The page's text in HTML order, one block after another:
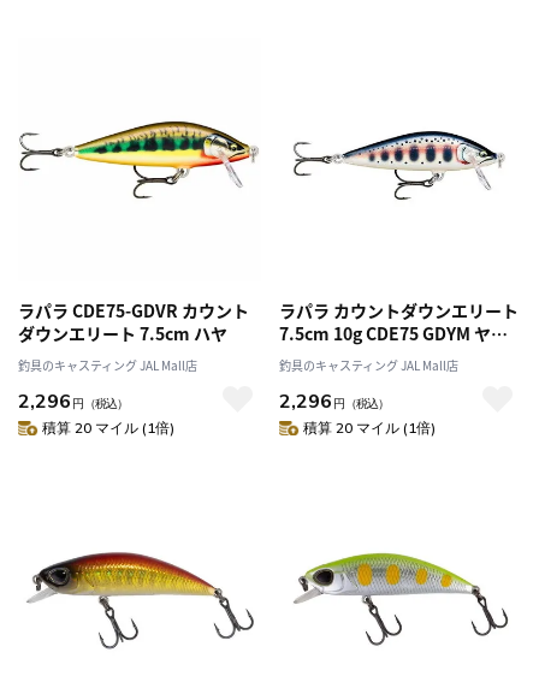
ラパラ CDE75-GDVR カウント
ダウンエリート 7.5cm ハヤ
釣具のキャスティング JAL Mall店
2,296 円 （税込）
積算 20 マイル (1倍)
ラパラ カウントダウンエリート
7.5cm 10g CDE75 GDYM ヤマ
メ
釣具のキャスティング JAL Mall店
2,296 円 （税込）
積算 20 マイル (1倍)